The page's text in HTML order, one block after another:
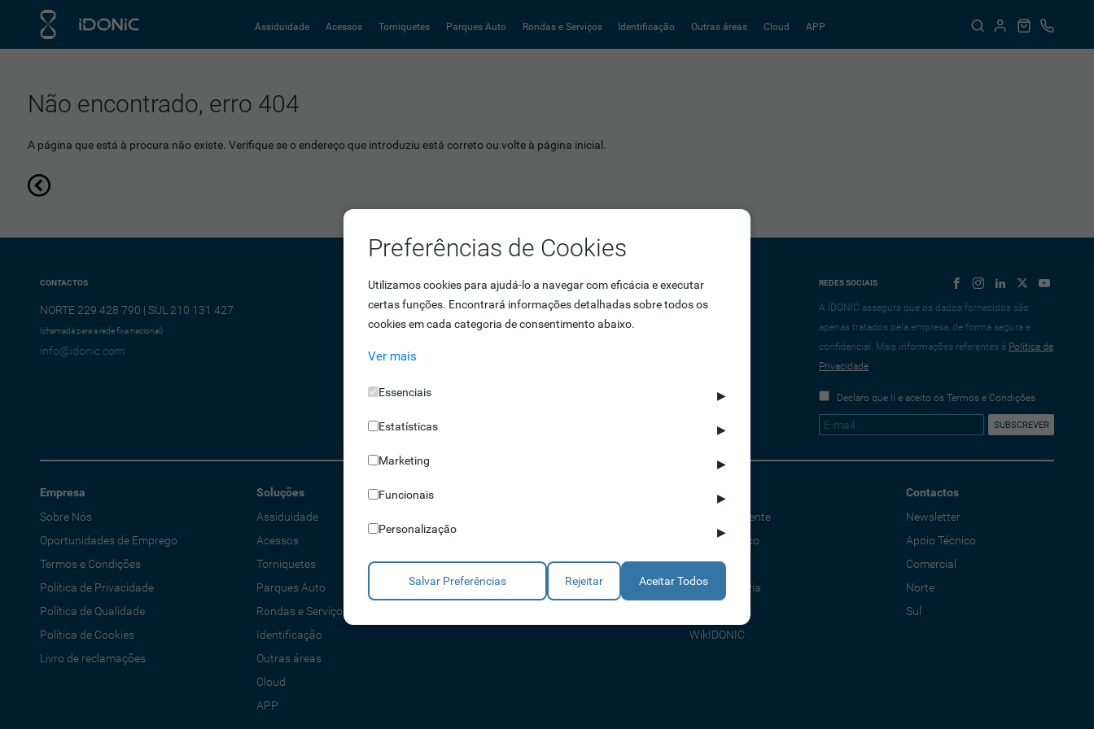
Assiduidade Acessos Torniquetes Parques Auto Rondas e Serviços Identificação Outras áreas Cloud APP
Não encontrado, erro 404
A página que está à procura não existe. Verifique se o endereço que introduziu está correto ou volte à página inicial.
CONTACTOS
NORTE 229 428 790 | SUL 210 131 427
(chamada para a rede fixa nacional)
info@idonic.com
REDES SOCIAIS
A IDONIC assegura que os dados fornecidos são
apenas tratados pela empresa, de forma segura e
confidencial. Mais informações referentes à Política de
Privacidade
Declaro que li e aceito os Termos e Condições
Empresa
Sobre Nós
Oportunidades de Emprego
Termos e Condições
Política de Privacidade
Política de Qualidade
Política de Cookies
Livro de reclamações
Soluções
Assiduidade
Acessos
Torniquetes
Parques Auto
Rondas e Serviços
Identificação
Outras áreas
Cloud
APP
Integradores
Ajuda
Apoio ao Cliente
Apoio Técnico
Comercial
Consultadoria
WikIDONIC
Contactos
Newsletter
Apoio Técnico
Comercial
Norte
Sul
Preferências de Cookies
Utilizamos cookies para ajudá-lo a navegar com eficácia e executar
certas funções. Encontrará informações detalhadas sobre todos os
cookies em cada categoria de consentimento abaixo.
Ver mais
Essenciais ▶
Estatísticas ▶
Marketing ▶
Funcionais ▶
Personalização ▶
Salvar Preferências Rejeitar Aceitar Todos